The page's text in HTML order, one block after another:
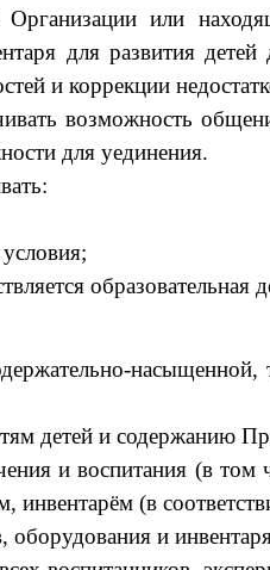
или
для развития детей
и коррекции
возможность
для уединения.
образовательная
детей и содержанию
и воспитания (в
(в
оборудования и